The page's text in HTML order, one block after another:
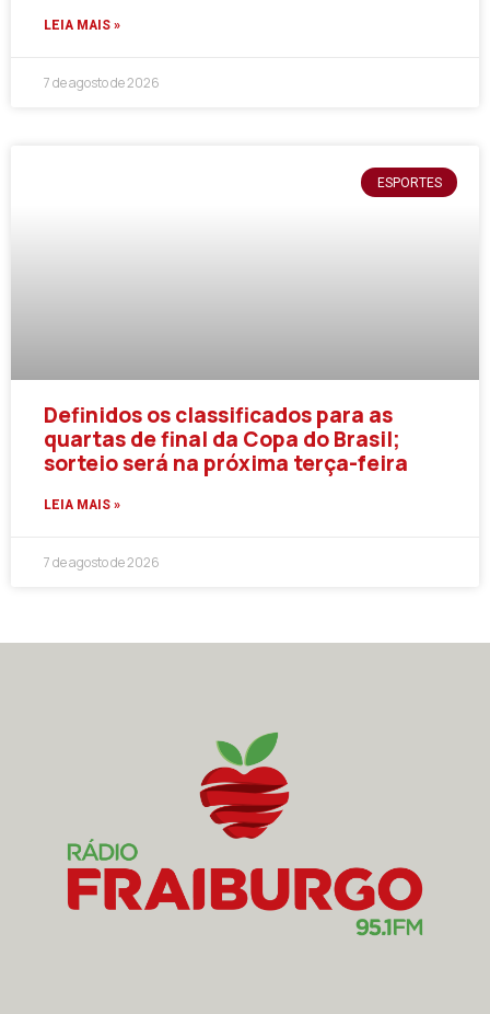
LEIA MAIS »
7 de agosto de 2026
ESPORTES
Definidos os classificados para as
quartas de final da Copa do Brasil;
sorteio será na próxima terça-feira
LEIA MAIS »
7 de agosto de 2026